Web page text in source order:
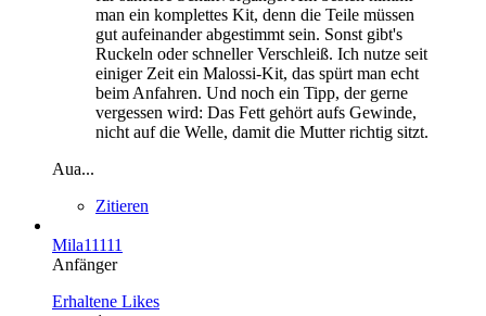
man ein komplettes Kit, denn die Teile müssen
gut aufeinander abgestimmt sein. Sonst gibt's
Ruckeln oder schneller Verschleiß. Ich nutze seit
einiger Zeit ein Malossi-Kit, das spürt man echt
beim Anfahren. Und noch ein Tipp, der gerne
vergessen wird: Das Fett gehört aufs Gewinde,
nicht auf die Welle, damit die Mutter richtig sitzt.
Aua...
Zitieren
Mila11111
Anfänger
Erhaltene Likes